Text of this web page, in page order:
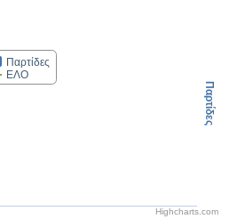
Παρτίδες
ΕΛΟ
Παρτίδες
Highcharts.com